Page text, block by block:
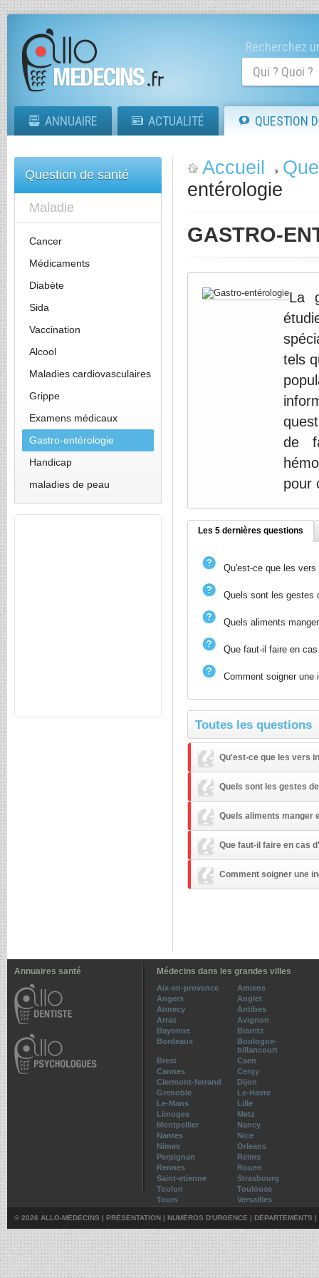
Recherchez
ANNUAIRE ACTUALITÉ QUESTION
Question de santé
Maladie
Cancer
Médicaments
Diabète
Sida
Vaccination
Alcool
Maladies cardiovasculaires
Grippe
Examens médicaux
Gastro-entérologie
Handicap
maladies de peau
Accueil
entérologie
GASTRO-
La
tels
de
pour
Les 5 dernières questions
Qu'est-ce que les
Quels sont les gestes
Quels aliments
Que faut-il faire en
Comment soigner une
Toutes les questions
Qu'est-ce que les vers
Quels sont les gestes
Quels aliments manger
Que faut-il faire en cas
Comment soigner une
Annuaires santé Médecins dans les grandes villes
Aix-en-provence
Amiens
Angers
Anglet
Annecy
Antibes
Arras
Avignon
Bayonne
Biarritz
Bordeaux
Boulogne-
billancourt
Brest
Caen
Cannes
Cergy
Clermont-ferrand
Dijon
Grenoble
Le-Havre
Le-Mans
Lille
Limoges
Metz
Montpellier
Nancy
Nantes
Nice
Nimes
Orleans
Perpignan
Reims
Rennes
Rouen
Saint-etienne
Strasbourg
Toulon
Toulouse
Tours
Versailles
© 2026 ALLO-MÉDECINS | PRÉSENTATION | NUMÉROS D'URGENCE | DÉPARTEMENTS |